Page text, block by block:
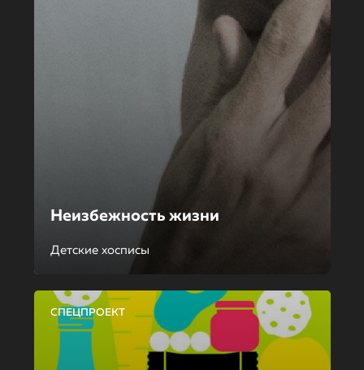
Неизбежность жизни
Детские хосписы
СПЕЦПРОЕКТ